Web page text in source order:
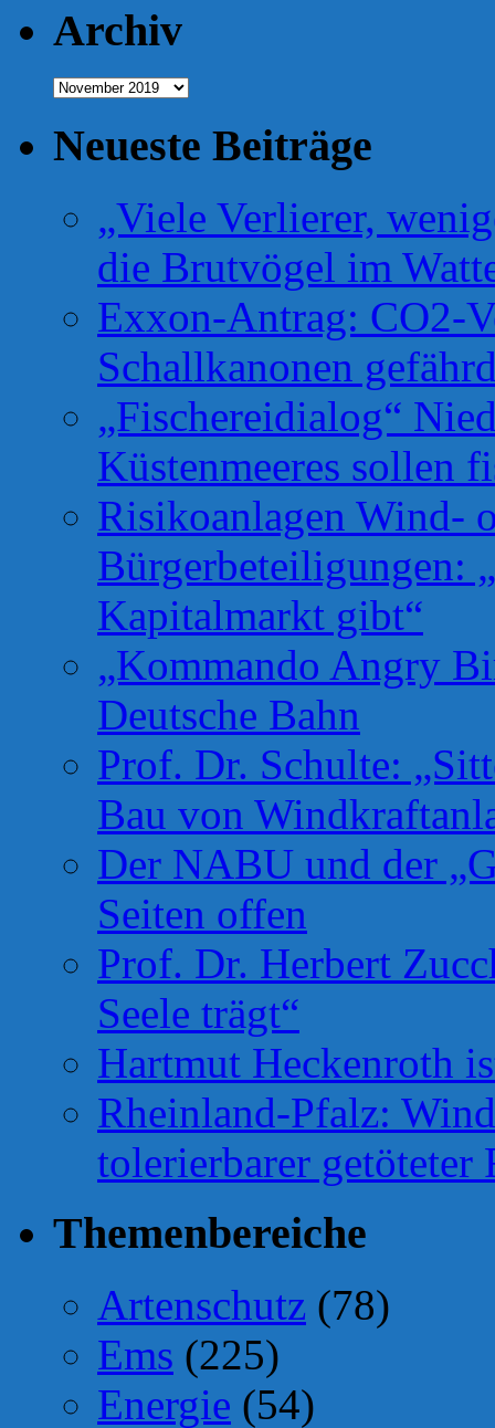
Archiv
Archiv
Neueste Beiträge
„Viele Verlierer,
die Brutvögel im
Exxon-Antrag: CO2-
Schallkanonen
„Fischereidialog“
Küstenmeeres sollen
Risikoanlagen Wind-
Bürgerbeteiligungen:
Kapitalmarkt gibt“
„Kommando Angry
Deutsche Bahn
Prof. Dr. Schulte:
Bau von
Der NABU und der
Seiten offen
Prof. Dr. Herbert
Seele trägt“
Hartmut Heckenroth
Rheinland-Pfalz:
tolerierbarer getöteter
Themenbereiche
Artenschutz (78)
Ems (225)
Energie (54)